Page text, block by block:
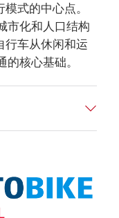
式的中心点。
市化和人口结构
行车从休闲和运
核心基础。